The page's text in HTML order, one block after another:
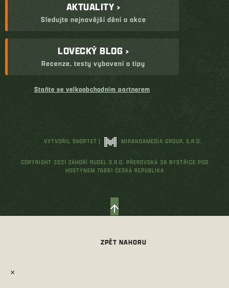
AKTUALITY ›
Sledujte nejnovější dění a akce
LOVECKÝ BLOG ›
Recenze, testy vybavení a tipy
Staňte se velkoobchodním partnerem
VYTVOŘIL SHOPTET | MIRANDAMEDIA GROUP, S.R.O.
COPYRIGHT 2021 ZÁHOŘÍ RUDEL S.R.O. PŘEROVSKÁ 38 BYSTŘICE POD
HOSTÝNEM 76861 ČESKÁ REPUBLIKA
×